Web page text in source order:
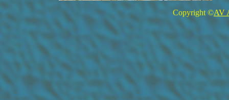
Copyright ©AV